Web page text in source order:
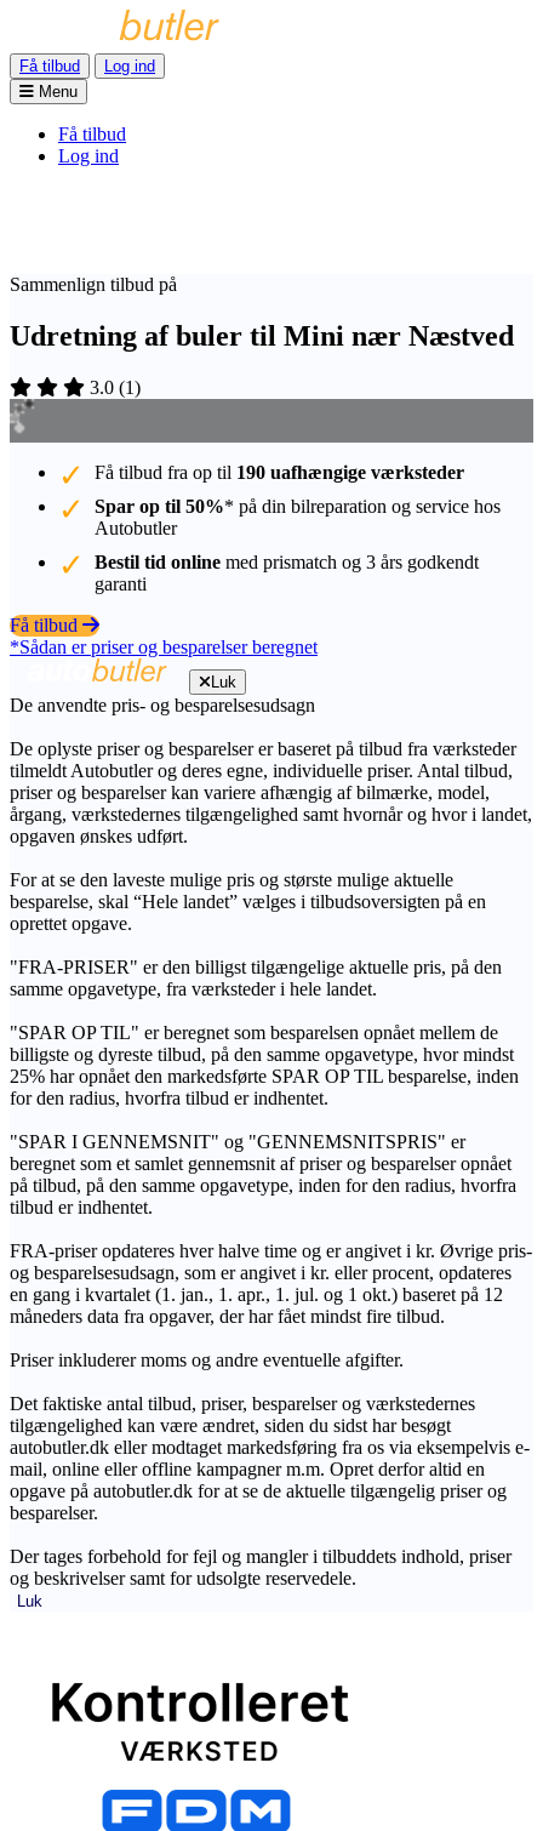
Få tilbud
Log ind
Menu
Få tilbud
Log ind
Sammenlign tilbud på
Udretning af buler til Mini nær Næstved
3.0 (1)
Få tilbud fra op til 190 uafhængige værksteder
Spar op til 50%* på din bilreparation og service hos
Autobutler
Bestil tid online med prismatch og 3 års godkendt
garanti
Få tilbud
*Sådan er priser og besparelser beregnet
Luk
De anvendte pris- og besparelsesudsagn
De oplyste priser og besparelser er baseret på tilbud fra værksteder
tilmeldt Autobutler og deres egne, individuelle priser. Antal tilbud,
priser og besparelser kan variere afhængig af bilmærke, model,
årgang, værkstedernes tilgængelighed samt hvornår og hvor i landet,
opgaven ønskes udført.
For at se den laveste mulige pris og største mulige aktuelle
besparelse, skal “Hele landet” vælges i tilbudsoversigten på en
oprettet opgave.
"FRA-PRISER" er den billigst tilgængelige aktuelle pris, på den
samme opgavetype, fra værksteder i hele landet.
"SPAR OP TIL" er beregnet som besparelsen opnået mellem de
billigste og dyreste tilbud, på den samme opgavetype, hvor mindst
25% har opnået den markedsførte SPAR OP TIL besparelse, inden
for den radius, hvorfra tilbud er indhentet.
"SPAR I GENNEMSNIT" og "GENNEMSNITSPRIS" er
beregnet som et samlet gennemsnit af priser og besparelser opnået
på tilbud, på den samme opgavetype, inden for den radius, hvorfra
tilbud er indhentet.
FRA-priser opdateres hver halve time og er angivet i kr. Øvrige pris-
og besparelsesudsagn, som er angivet i kr. eller procent, opdateres
en gang i kvartalet (1. jan., 1. apr., 1. jul. og 1 okt.) baseret på 12
måneders data fra opgaver, der har fået mindst fire tilbud.
Priser inkluderer moms og andre eventuelle afgifter.
Det faktiske antal tilbud, priser, besparelser og værkstedernes
tilgængelighed kan være ændret, siden du sidst har besøgt
autobutler.dk eller modtaget markedsføring fra os via eksempelvis e-
mail, online eller offline kampagner m.m. Opret derfor altid en
opgave på autobutler.dk for at se de aktuelle tilgængelig priser og
besparelser.
Der tages forbehold for fejl og mangler i tilbuddets indhold, priser
og beskrivelser samt for udsolgte reservedele.
Luk